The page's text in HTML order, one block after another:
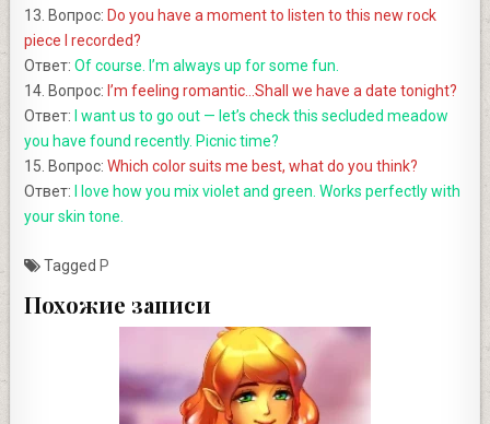
13. Вопрос:Do you have a moment to listen to this new rock
piece I recorded?
Ответ:Of course. I’m always up for some fun.
14. Вопрос:I’m feeling romantic…Shall we have a date tonight?
Ответ:I want us to go out — let’s check this secluded meadow
you have found recently. Picnic time?
15. Вопрос:Which color suits me best, what do you think?
Ответ:I love how you mix violet and green. Works perfectly with
your skin tone.
TaggedP
Похожие записи